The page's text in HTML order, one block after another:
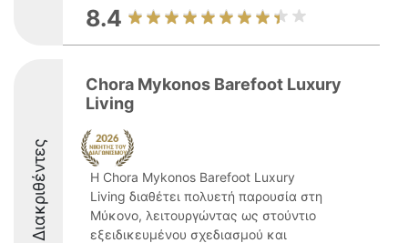
8.4
Διακριθέντες
Chora Mykonos Barefoot Luxury
Living
Η Chora Mykonos Barefoot Luxury
Living διαθέτει πολυετή παρουσία στη
Μύκονο, λειτουργώντας ως στούντιο
εξειδικευμένου σχεδιασμού και